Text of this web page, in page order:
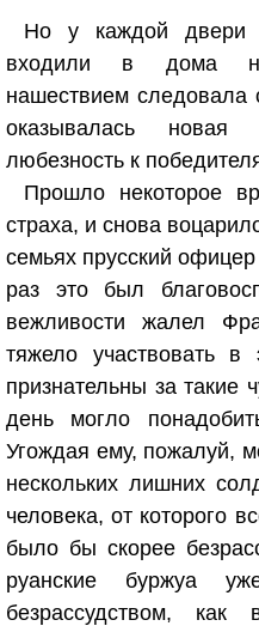
Но у каждой двери
входили в дома
нашествием следовала
оказывалась новая
любезность к
Прошло некоторое
страха, и снова
семьях прусский
раз это был
вежливости жалел
тяжело участвовать
признательны за такие
день могло
Угождая ему, пожалуй,
нескольких лишних
человека, от которого
было бы скорее
руанские буржуа
безрассудством, как